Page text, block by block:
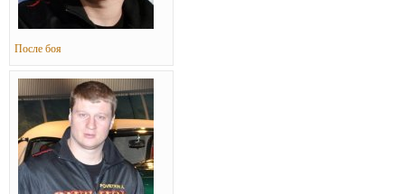
После боя